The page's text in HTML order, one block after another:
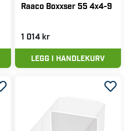
Raaco Boxxser 55 4x4-9
1 014 kr
LEGG I HANDLEKURV